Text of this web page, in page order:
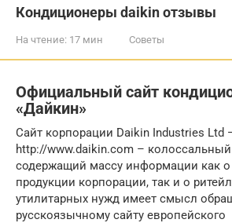
Кондиционеры daikin отзывы
На чтение: 17 мин Советы
Официальный сайт
«Дайкин»
Сайт корпорации Daikin Industries Ltd
http://www.daikin.com – колоссальный
содержащий массу информации как о
продукции корпорации, так и о
утилитарных нужд имеет смысл
русскоязычному сайту европейского